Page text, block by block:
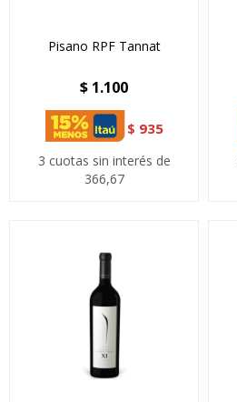
Pisano RPF Tannat
$ 1.100
$ 935
3 cuotas sin interés de
366,67